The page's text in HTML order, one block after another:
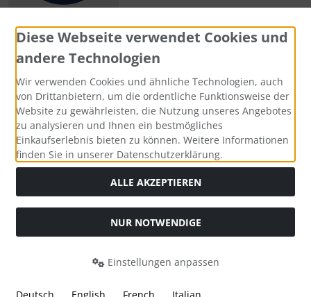
Zahlungsmethoden
Social Media
Widerrufsformular
Diese Webseite verwendet Cookies und
andere Technologien
Wir verwenden Cookies und ähnliche Technologien, auch
von Drittanbietern, um die ordentliche Funktionsweise der
Website zu gewährleisten, die Nutzung unseres Angebotes
zu analysieren und Ihnen ein bestmögliches
Einkaufserlebnis bieten zu können. Weitere Informationen
finden Sie in unserer Datenschutzerklärung.
ALLE AKZEPTIEREN
NUR NOTWENDIGE
Einstellungen anpassen